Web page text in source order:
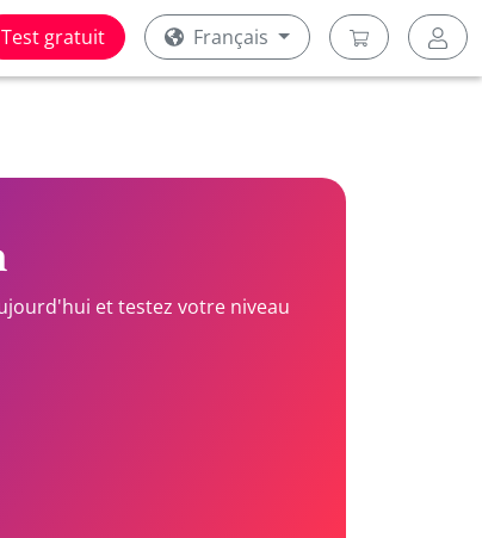
Test gratuit Français
et testez votre niveau